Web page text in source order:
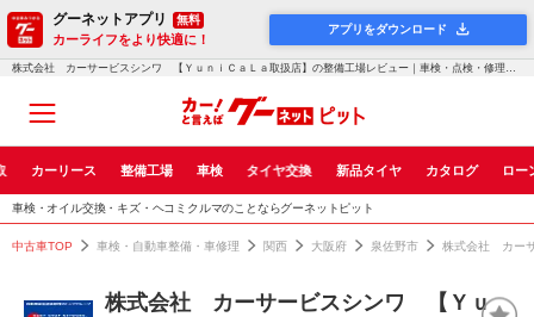
グーネットアプリ 無料
カーライフをより快適に！
アプリをダウンロード
株式会社 カーサービスシンワ 【ＹｕｎｉＣａＬａ取扱店】の整備工場レビュー｜車検・点検・修理のグーネットピット
カーリース 整備工場 車検 タイヤ交換 新品タイヤ カタログ ロー
車検・オイル交換・キズ・ヘコミクルマのことならグーネットピット
中古車TOP 車検・自動車整備・車修理 関西 大阪府 泉佐野市 株式会社 カー
株式会社 カーサービスシンワ 【Ｙｕ